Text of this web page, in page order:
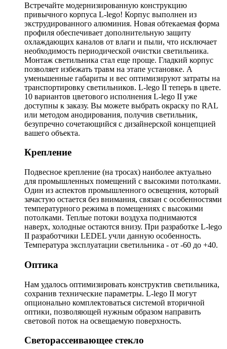
Встречайте модернизированную конструкцию
привычного корпуса L-lego! Корпус выполнен из
экструдированного алюминия. Новая обтекаемая форма
профиля обеспечивает дополнительную защиту
охлаждающих каналов от влаги и пыли, что исключает
необходимость периодической очистки светильника.
Монтаж светильника стал еще проще. Гладкий корпус
позволяет избежать травм на этапе установке. А
уменьшенные габариты и вес оптимизируют затраты на
транспортировку светильников. L-lego II теперь в цвете.
10 вариантов цветового исполнения L-lego II уже
доступны к заказу. Вы можете выбрать окраску по RAL
или методом анодирования, получив светильник,
безупречно сочетающийся с дизайнерской концепцией
вашего объекта.
Крепление
Подвесное крепление (на тросах) наиболее актуально
для промышленных помещений с высокими потолками.
Один из аспектов промышленного освещения, который
зачастую остается без внимания, связан с особенностями
температурного режима в помещениях с высокими
потолками. Теплые потоки воздуха поднимаются
наверх, холодные остаются внизу. При разработке L-lego
II разработчики LEDEL учли данную особенность.
Температура эксплуатации светильника - от -60 до +40.
Оптика
Нам удалось оптимизировать конструктив светильника,
сохранив технические параметры. L-lego II могут
опционально комплектоваться системой вторичной
оптики, позволяющей нужным образом направить
световой поток на освещаемую поверхность.
Светорассеивающее стекло